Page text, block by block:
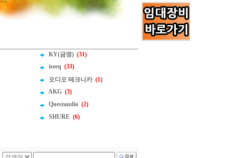
KY(금영) (31)
iseeq (33)
오디오 테크니카 (1)
AKG (3)
Questaudio (2)
SHURE (6)